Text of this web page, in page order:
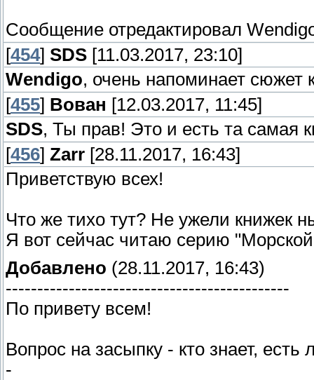
Сообщение отредактировал
[454] SDS [11.03.2017, 23:10]
Wendigo, очень напоминает сюжет
[455] Вован [12.03.2017, 11:45]
SDS, Ты прав! Это и есть та самая
[456] Zarr [28.11.2017, 16:43]
Приветствую всех!
Что же тихо тут? Не ужели книжек
Я вот сейчас читаю серию
Добавлено (28.11.2017, 16:43)
---------------------------------------------
По привету всем!
Вопрос на засыпку - кто знает,
-